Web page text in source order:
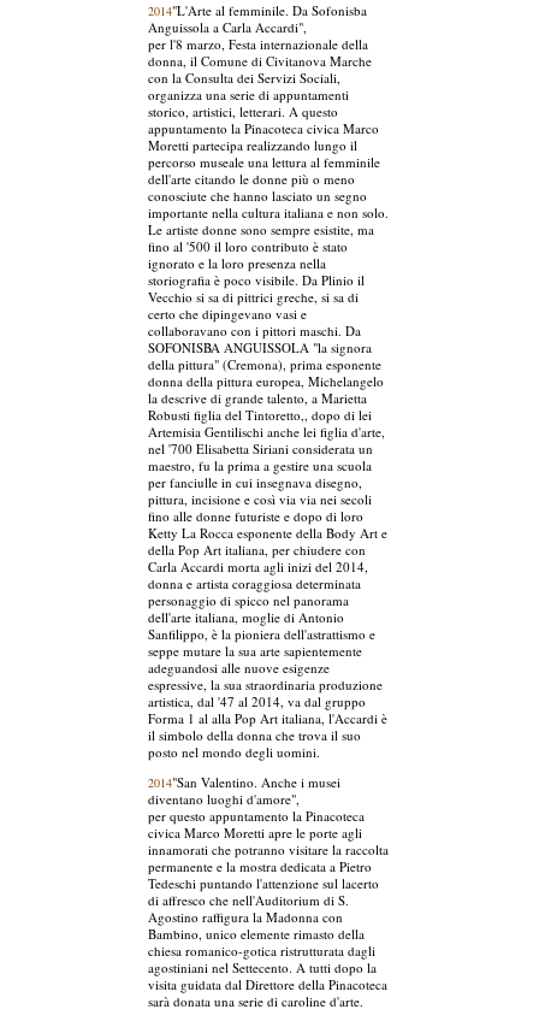
2014"L'Arte al femminile. Da Sofonisba
Anguissola a Carla Accardi",
per l'8 marzo, Festa internazionale della
donna, il Comune di Civitanova Marche
con la Consulta dei Servizi Sociali,
organizza una serie di appuntamenti
storico, artistici, letterari. A questo
appuntamento la Pinacoteca civica Marco
Moretti partecipa realizzando lungo il
percorso museale una lettura al femminile
dell'arte citando le donne più o meno
conosciute che hanno lasciato un segno
importante nella cultura italiana e non solo.
Le artiste donne sono sempre esistite, ma
fino al '500 il loro contributo è stato
ignorato e la loro presenza nella
storiografia è poco visibile. Da Plinio il
Vecchio si sa di pittrici greche, si sa di
certo che dipingevano vasi e
collaboravano con i pittori maschi. Da
SOFONISBA ANGUISSOLA "la signora
della pittura" (Cremona), prima esponente
donna della pittura europea, Michelangelo
la descrive di grande talento, a Marietta
Robusti figlia del Tintoretto,, dopo di lei
Artemisia Gentilischi anche lei figlia d'arte,
nel '700 Elisabetta Siriani considerata un
maestro, fu la prima a gestire una scuola
per fanciulle in cui insegnava disegno,
pittura, incisione e così via via nei secoli
fino alle donne futuriste e dopo di loro
Ketty La Rocca esponente della Body Art e
della Pop Art italiana, per chiudere con
Carla Accardi morta agli inizi del 2014,
donna e artista coraggiosa determinata
personaggio di spicco nel panorama
dell'arte italiana, moglie di Antonio
Sanfilippo, è la pioniera dell'astrattismo e
seppe mutare la sua arte sapientemente
adeguandosi alle nuove esigenze
espressive, la sua straordinaria produzione
artistica, dal '47 al 2014, va dal gruppo
Forma 1 al alla Pop Art italiana, l'Accardi è
il simbolo della donna che trova il suo
posto nel mondo degli uomini.
2014"San Valentino. Anche i musei
diventano luoghi d'amore",
per questo appuntamento la Pinacoteca
civica Marco Moretti apre le porte agli
innamorati che potranno visitare la raccolta
permanente e la mostra dedicata a Pietro
Tedeschi puntando l'attenzione sul lacerto
di affresco che nell'Auditorium di S.
Agostino raffigura la Madonna con
Bambino, unico elemente rimasto della
chiesa romanico-gotica ristrutturata dagli
agostiniani nel Settecento. A tutti dopo la
visita guidata dal Direttore della Pinacoteca
sarà donata una serie di caroline d'arte.